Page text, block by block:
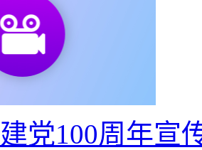
党100周年宣